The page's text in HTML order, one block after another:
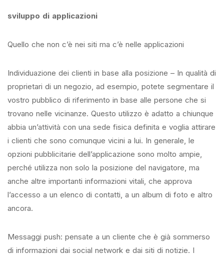
sviluppo di applicazioni
Quello che non c’è nei siti ma c’è nelle applicazioni
Individuazione dei clienti in base alla posizione – In qualità di
proprietari di un negozio, ad esempio, potete segmentare il
vostro pubblico di riferimento in base alle persone che si
trovano nelle vicinanze. Questo utilizzo è adatto a chiunque
abbia un’attività con una sede fisica definita e voglia attirare
i clienti che sono comunque vicini a lui. In generale, le
opzioni pubblicitarie dell’applicazione sono molto ampie,
perché utilizza non solo la posizione del navigatore, ma
anche altre importanti informazioni vitali, che approva
l’accesso a un elenco di contatti, a un album di foto e altro
ancora.
Messaggi push: pensate a un cliente che è già sommerso
di informazioni dai social network e dai siti di notizie. I